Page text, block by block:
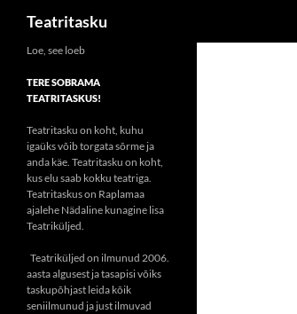
Liigu
juurde
Teatritasku
Loe, see loeb
TERE SOBRAMA
TEATRITASKUS!
Teatritasku on koht, kuhu
igaüks võib torgata sõrme ja
anda käe. Teatritasku on koht,
kus elu saab kokku teatriga.
Teatritaskus on Raplamaa
ajalehe Nädaline kunagine lisa
Teatriküljed.
Teatriküljed on ilmunud 2006.
aasta algusest ja tasapisi võiks
taskupõhjast leida kõik
seniilmunud ja just ilmuvad